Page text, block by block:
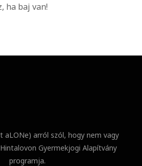
ha baj van!
aLONe) arról szól, hogy nem vagy
Gyermekjogi Alapítvány
programja.